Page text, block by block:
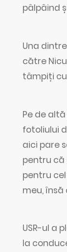
pâlpâind
Una
către
tâmpiți
Pe de
fotoliului
aici pare
pentru că
pentru
meu,
USR-ul a
la